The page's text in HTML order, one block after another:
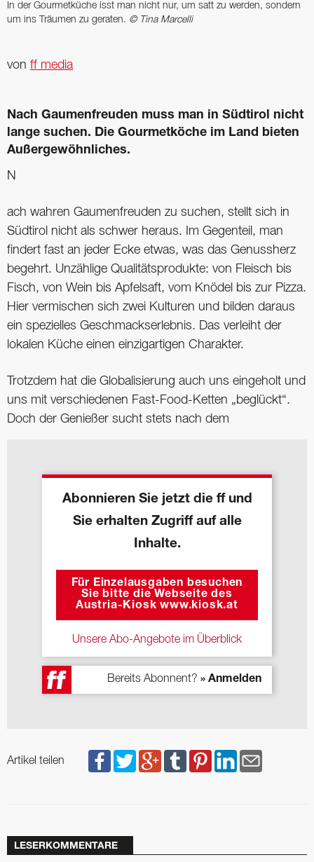
In der Gourmetküche isst man nicht nur, um satt zu ­werden, sondern
um ins Träumen zu geraten. © Tina Marcelli
von ff media
Nach Gaumenfreuden muss man in Südtirol nicht
lange suchen. Die Gourmetköche im Land bieten
Außergewöhnliches.
N
ach wahren Gaumenfreuden zu suchen, stellt sich in
Südtirol nicht als schwer heraus. Im Gegenteil, man
findert fast an jeder Ecke etwas, was das Genussherz
begehrt. Unzählige Qualitätsprodukte: von Fleisch bis
Fisch, von Wein bis Apfelsaft, vom Knödel bis zur Pizza.
Hier vermischen sich zwei Kulturen und bilden daraus
ein spezielles Geschmackserlebnis. Das verleiht der
lokalen Küche einen einzigartigen Charakter.
Trotzdem hat die Globalisierung auch uns eingeholt und
uns mit verschiedenen Fast-Food-Ketten „beglückt“.
Doch der Genießer sucht stets nach dem
Abonnieren Sie jetzt die ff und
Sie erhalten Zugriff auf alle
Inhalte.
Für Einzelausgaben besuchen
Sie bitte die Webseite des
Austria-Kiosk www.kiosk.at
Unsere Abo-Angebote im Überblick
Bereits Abonnent? » Anmelden
Artikel teilen
LESERKOMMENTARE